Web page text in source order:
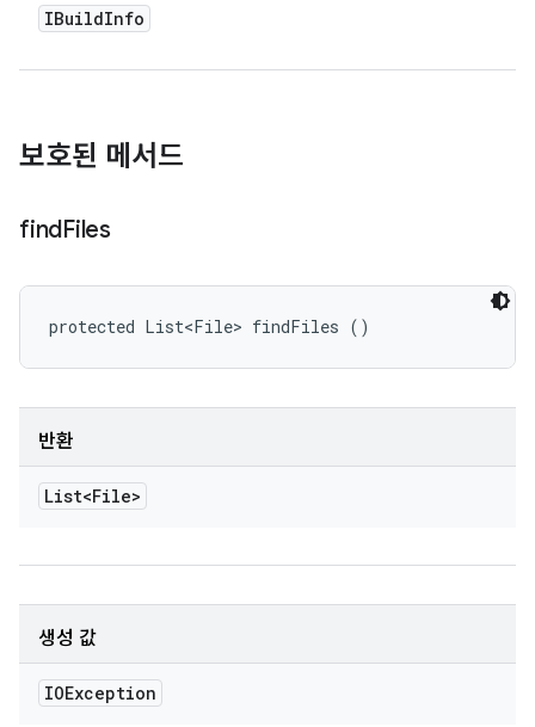
IBuildInfo
보호된 메서드
findFiles
protected List<File> findFiles ()
반환
List<File>
생성 값
IOException